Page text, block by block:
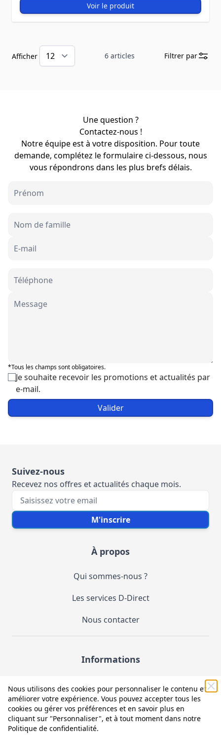
Nous utilisons des cookies pour personnaliser le contenu et
améliorer votre expérience. Vous pouvez accepter tous les
cookies ou gérer vos préférences et en savoir plus en
cliquant sur "Personnaliser", et à tout moment dans notre
Politique de confidentialité.
Voir le produit
6 articles
Afficher Filtrer par
Une question ?
Contactez-nous !
Notre équipe est à votre disposition. Pour toute
demande, complétez le formulaire ci-dessous, nous
vous répondrons dans les plus brefs délais.
*Tous les champs sont obligatoires.
Je souhaite recevoir les promotions et actualités par
e-mail.
Valider
Suivez-nous
Recevez nos offres et actualités chaque mois.
Votre e-mail M'inscrire
À propos
Qui sommes-nous ?
Les services D-Direct
Nous contacter
Informations
Demande de catalogue
Mentions légales et CGV
Conditions générales d'utilisation (CGU)